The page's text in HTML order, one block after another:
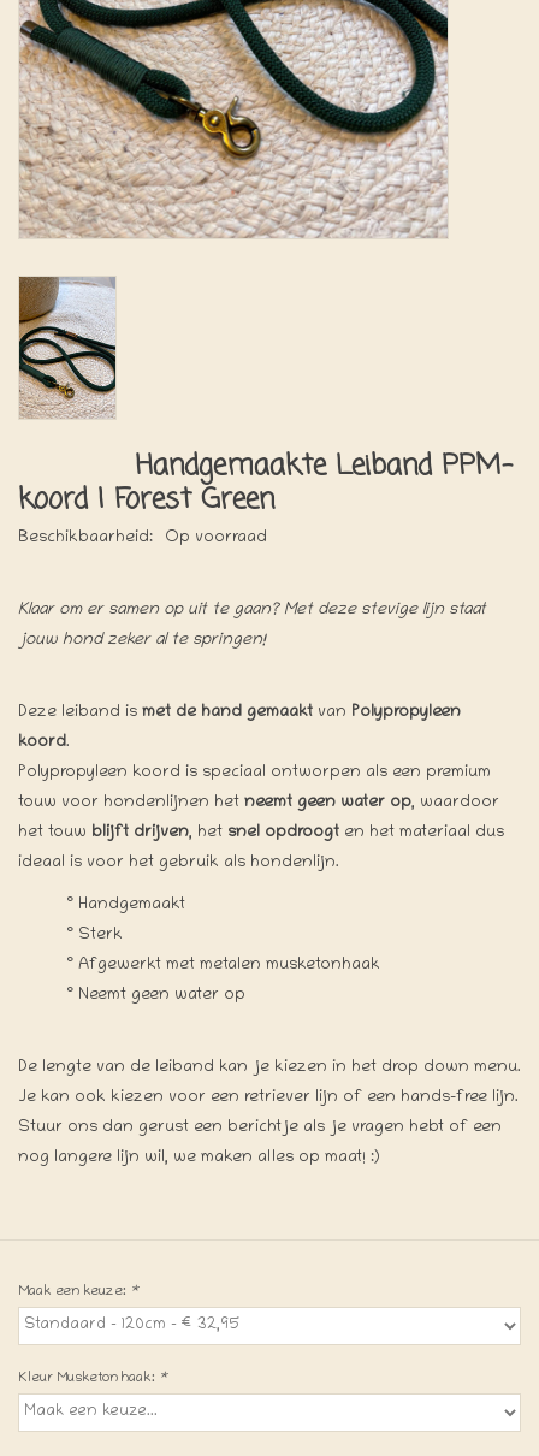
Handgemaakte Leiband PPM-
koord | Forest Green
Beschikbaarheid: Op voorraad
Klaar om er samen op uit te gaan? Met deze stevige lijn staat
jouw hond zeker al te springen!
Deze leiband is met de hand gemaakt van Polypropyleen
koord.
Polypropyleen koord is speciaal ontworpen als een premium
touw voor hondenlijnen het neemt geen water op, waardoor
het touw blijft drijven, het snel opdroogt en het materiaal dus
ideaal is voor het gebruik als hondenlijn.
° Handgemaakt
° Sterk
° Afgewerkt met metalen musketonhaak
° Neemt geen water op
De lengte van de leiband kan je kiezen in het drop down menu.
Je kan ook kiezen voor een retriever lijn of een hands-free lijn.
Stuur ons dan gerust een berichtje als je vragen hebt of een
nog langere lijn wil, we maken alles op maat! :)
Maak een keuze: *
Kleur Musketon haak: *